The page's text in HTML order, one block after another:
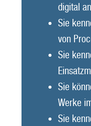
digital
Sie
von
Sie
Sie
Werke
Sie